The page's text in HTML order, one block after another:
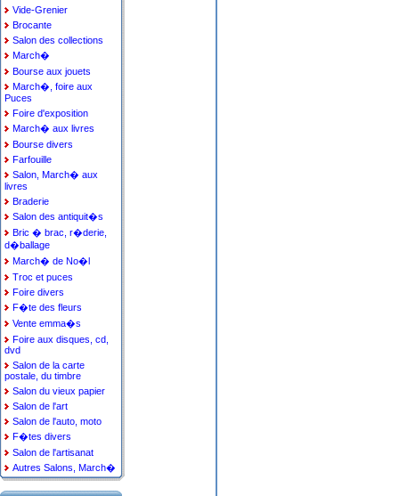
Vide-Grenier
Brocante
Salon des collections
March�
Bourse aux jouets
March�, foire aux
Puces
Foire d'exposition
March� aux livres
Bourse divers
Farfouille
Salon, March� aux
livres
Braderie
Salon des antiquit�s
Bric � brac, r�derie,
d�ballage
March� de No�l
Troc et puces
Foire divers
F�te des fleurs
Vente emma�s
Foire aux disques, cd,
dvd
Salon de la carte
postale, du timbre
Salon du vieux papier
Salon de l'art
Salon de l'auto, moto
F�tes divers
Salon de l'artisanat
Autres Salons, March�